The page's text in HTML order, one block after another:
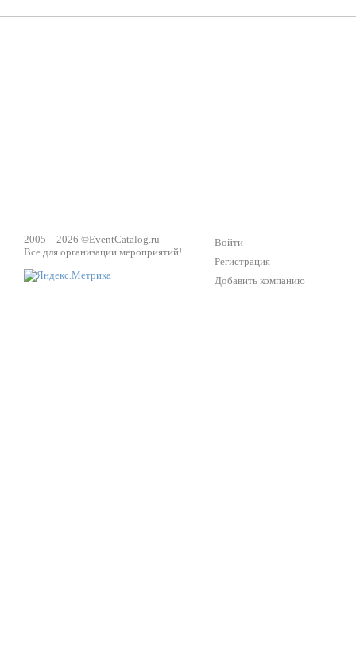
2005 – 2026 ©EventCatalog.ru
Все для организации мероприятий!
Войти
Регистрация
Добавить компанию